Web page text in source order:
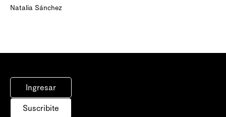
Natalia Sánchez
Ingresar
Suscribite